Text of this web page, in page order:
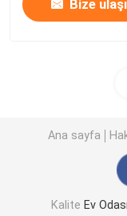
Bize
Ana sayfa
Kalite Ev